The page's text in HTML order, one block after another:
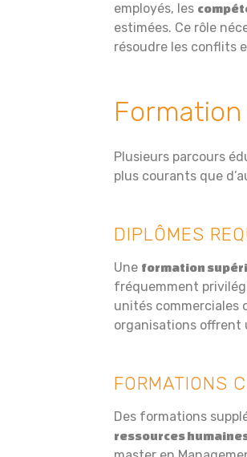
employés, les
estimées. Ce rôle
résoudre les conflits
Plusieurs parcours
plus courants que
DIPLÔMES
Une formation
fréquemment
unités commerciales
organisations offrent
FORMATIONS
Des formations
ressources